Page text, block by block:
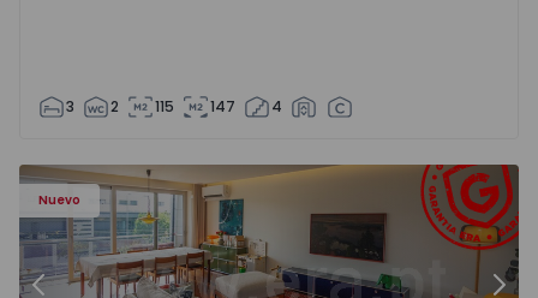
3 2 115 147 4
Nuevo
e Argivai - 1574602 - 20
Apartamento T3 Póvoa de Varzim, Póvoa de Varzim,